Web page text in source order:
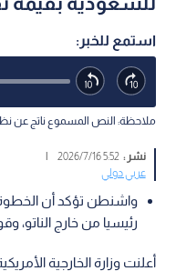
استمع للخبر:
ملاحظة: النص المسموع ناتج عن
نشر :5:52 2026/7/16
|
عربي دولي
واشنطن تؤكد أن الخطوة
رئيسيا من خارج الناتو،
أعلنت وزارة الخارجية